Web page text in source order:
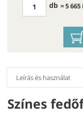
db = 5 665
Színes